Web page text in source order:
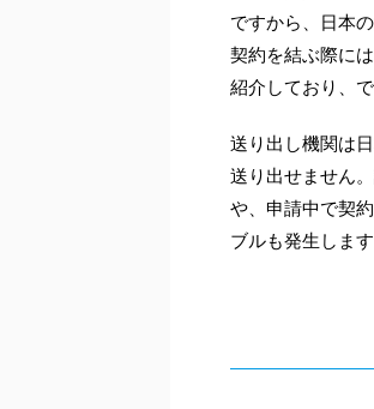
ですから、日本
契約を結ぶ際に
紹介しており、
送り出し機関は
送り出せません
や、申請中で契
ブルも発生します